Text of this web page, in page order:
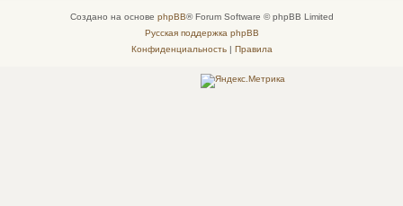
Создано на основе phpBB® Forum Software © phpBB Limited
Русская поддержка phpBB
Конфиденциальность| Правила